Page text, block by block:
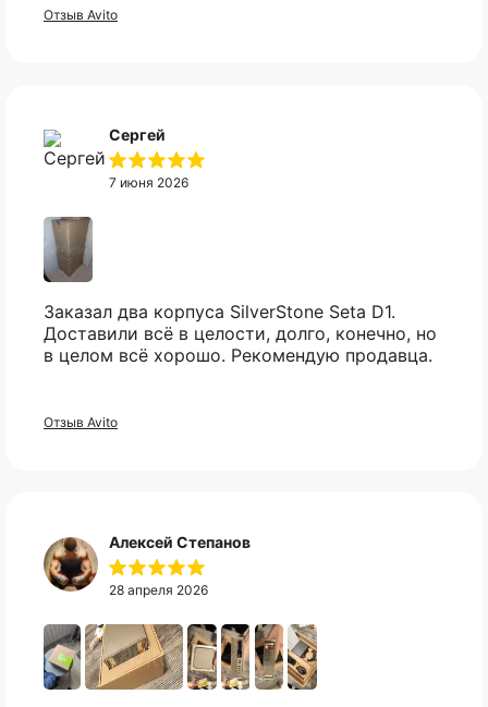
Отзыв Avito
Сергей
7 июня 2026
Заказал два корпуса SilverStone Seta D1.
Доставили всё в целости, долго, конечно, но
в целом всё хорошо. Рекомендую продавца.
Отзыв Avito
Алексей Степанов
28 апреля 2026
Не нашли нужный вам
Telegram